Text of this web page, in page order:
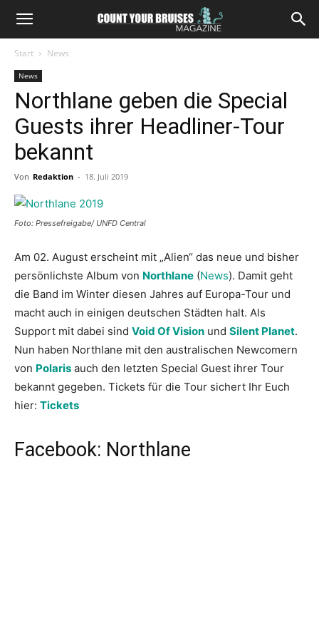
Start News
News
Northlane geben die Special
Guests ihrer Headliner-Tour
bekannt
Von Redaktion - 18. Juli 2019
Foto: Pressefreigabe/ UNFD Central
Am 02. August erscheint mit „Alien“ das neue und bisher
persönlichste Album von Northlane (News). Damit geht
die Band im Winter diesen Jahres auf Europa-Tour und
macht auch in einigen deutschen Städten halt. Als
Support mit dabei sind Void Of Vision und Silent Planet.
Nun haben Northlane mit den australischen Newcomern
von Polaris auch den letzten Special Guest ihrer Tour
bekannt gegeben. Tickets für die Tour sichert Ihr Euch
hier: Tickets
Facebook: Northlane